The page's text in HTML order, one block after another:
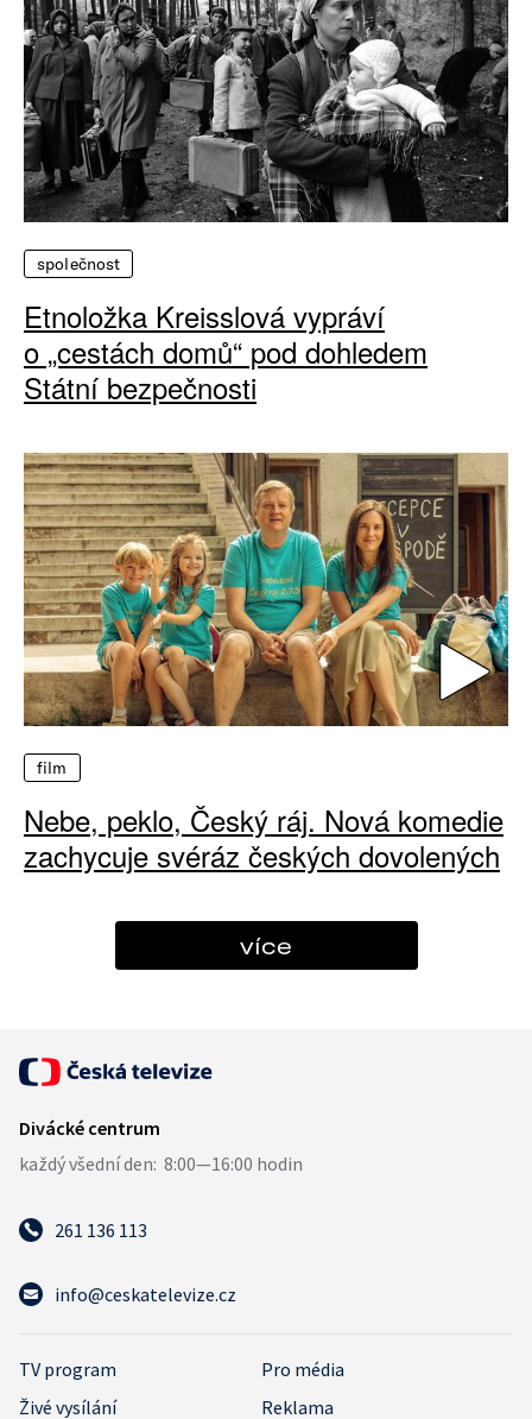
společnost
Etnoložka Kreisslová vypráví
o „cestách domů“ pod dohledem
Státní bezpečnosti
film
Nebe, peklo, Český ráj. Nová komedie
zachycuje svéráz českých dovolených
více
261 136 113
info@ceskatelevize.cz
TV program
Pro média
Živé vysílání
Reklama